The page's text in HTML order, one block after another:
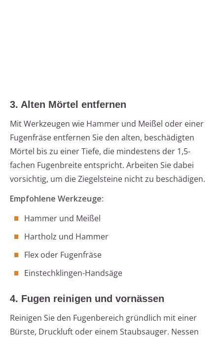
3. Alten Mörtel entfernen
Mit Werkzeugen wie Hammer und Meißel oder einer
Fugenfräse entfernen Sie den alten, beschädigten
Mörtel bis zu einer Tiefe, die mindestens der 1,5-
fachen Fugenbreite entspricht. Arbeiten Sie dabei
vorsichtig, um die Ziegelsteine nicht zu beschädigen.
Empfohlene Werkzeuge:
Hammer und Meißel
Hartholz und Hammer
Flex oder Fugenfräse
Einstechklingen-Handsäge
4. Fugen reinigen und vornässen
Reinigen Sie den Fugenbereich gründlich mit einer
Bürste, Druckluft oder einem Staubsauger. Nessen